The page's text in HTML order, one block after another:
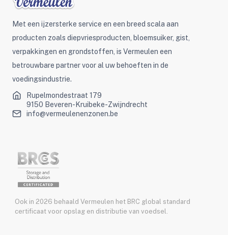
Met een ijzersterke service en een breed scala aan
producten zoals diepvriesproducten, bloemsuiker, gist,
verpakkingen en grondstoffen, is Vermeulen een
betrouwbare partner voor al uw behoeften in de
voedingsindustrie.
Rupelmondestraat 179
9150 Beveren-Kruibeke-Zwijndrecht
info@vermeulenenzonen.be
Ook in 2026 behaald Vermeulen het BRC global standard
certificaat voor opslag en distributie van voedsel.